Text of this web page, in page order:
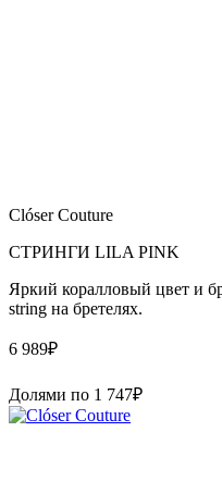
Clóser Couture
СТРИНГИ LILA PINK
Яркий коралловый цвет и
string на бретелях.
6 989₽
Долями по 1 747₽